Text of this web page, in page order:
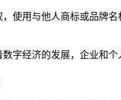
使用与他人商标或品牌
字经济的发展，企业和